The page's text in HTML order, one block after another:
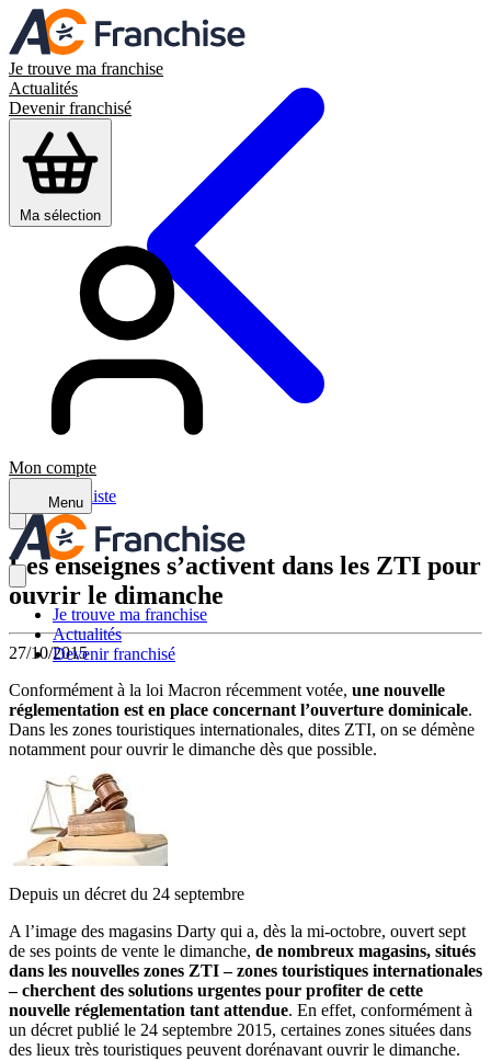
Je trouve ma franchise
Actualités
Devenir franchisé
Ma sélection
Mon compte
Menu
Je trouve ma franchise
Actualités
Devenir franchisé
Retour à la liste
Les enseignes s’activent dans les ZTI pour
ouvrir le dimanche
27/10/2015
Conformément à la loi Macron récemment votée, une nouvelle
réglementation est en place concernant l’ouverture dominicale.
Dans les zones touristiques internationales, dites ZTI, on se démène
notamment pour ouvrir le dimanche dès que possible.
Depuis un décret du 24 septembre
A l’image des magasins Darty qui a, dès la mi-octobre, ouvert sept
de ses points de vente le dimanche, de nombreux magasins, situés
dans les nouvelles zones ZTI – zones touristiques internationales
– cherchent des solutions urgentes pour profiter de cette
nouvelle réglementation tant attendue. En effet, conformément à
un décret publié le 24 septembre 2015, certaines zones situées dans
des lieux très touristiques peuvent dorénavant ouvrir le dimanche.